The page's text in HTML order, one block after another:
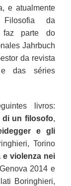
e atualmente
da
faz parte do
Jahrbuch
da revista
e das séries
livros:
di un filosofo,
e gli
Torino
violenza nei
2014 e
Boringhieri,